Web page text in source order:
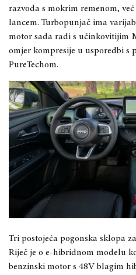
razvoda s mokrim remenom,
lancem. Turbopunjač ima
motor sada radi s učinkovitijim
omjer kompresije u usporedbi
PureTechom.
Tri postojeća pogonska sklopa
Riječ je o e-hibridnom modelu
benzinski motor s 48V blagim